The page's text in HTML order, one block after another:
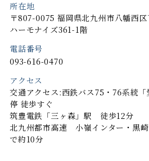
所在地
〒807-0075 福岡県北九州市八幡西
ハーモナイズ361-1階
電話番号
093-616-0470
アクセス
交通アクセス:西鉄バス75・76系統「
停 徒歩すぐ
筑豊電鉄「三ヶ森」駅 徒歩12分
北九州都市高速 小嶺インター・黒
で約10分